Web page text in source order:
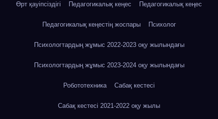
Өрт қауіпсіздігі Педагогикалық кеңес Педагогикалық кеңес
Педагогикалық кеңестің жоспары Психолог
Психологтардың жұмыс 2022-2023 оқу жылындағы
Психологтардың жұмыс 2023-2024 оқу жылындағы
Робототехника Сабақ кестесі
Сабақ кестесі 2021-2022 оқу жылы